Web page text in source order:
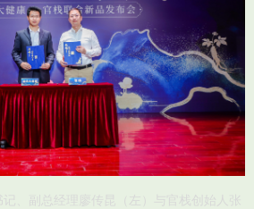
、副总经理廖传昆（左）与官栈创始人张